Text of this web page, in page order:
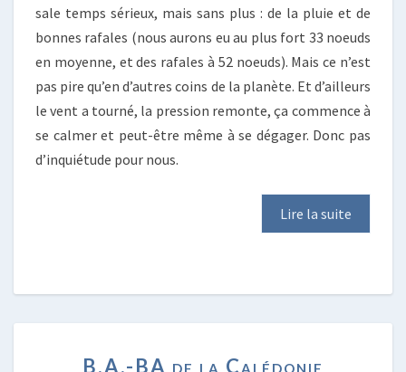
sale temps sérieux, mais sans plus : de la pluie et de
bonnes rafales (nous aurons eu au plus fort 33 noeuds
en moyenne, et des rafales à 52 noeuds). Mais ce n’est
pas pire qu’en d’autres coins de la planète. Et d’ailleurs
le vent a tourné, la pression remonte, ça commence à
se calmer et peut-être même à se dégager. Donc pas
d’inquiétude pour nous.
Lire la suite
BA
B.A.-BA de la Calédonie